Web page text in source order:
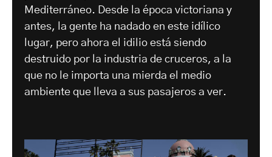
Mediterráneo. Desde la época victoriana y
antes, la gente ha nadado en este idílico
lugar, pero ahora el idilio está siendo
destruido por la industria de cruceros, a la
que no le importa una mierda el medio
ambiente que lleva a sus pasajeros a ver.